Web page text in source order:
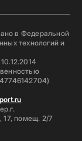
в Федеральной
технологий и
17, помещ. 2/7